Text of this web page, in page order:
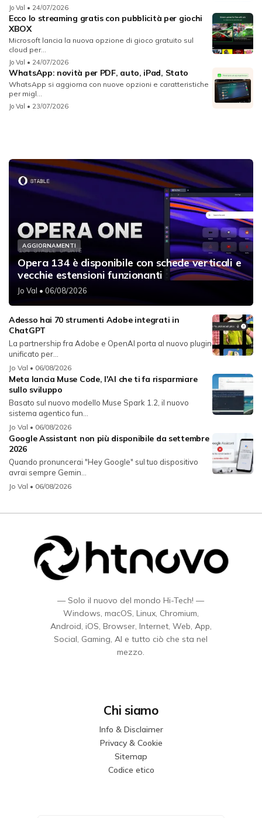
Jo Val • 24/07/2026
Ecco lo streaming gratis con pubblicità per giochi
XBOX
Microsoft lancia la nuova opzione di gioco gratuito sul
cloud per...
Jo Val • 24/07/2026
WhatsApp: novità per PDF, auto, iPad, Stato
WhatsApp si aggiorna con nuove opzioni e caratteristiche
per migl...
Jo Val • 23/07/2026
AGGIORNAMENTI
Opera 134 è disponibile con schede verticali e
vecchie estensioni funzionanti
Jo Val • 06/08/2026
Adesso hai 70 strumenti Adobe integrati in
ChatGPT
La partnership fra Adobe e OpenAI porta al nuovo plugin
unificato per...
Jo Val • 06/08/2026
Meta lancia Muse Code, l'AI che ti fa risparmiare
sullo sviluppo
Basato sul nuovo modello Muse Spark 1.2, il nuovo
sistema agentico fun...
Jo Val • 06/08/2026
Google Assistant non più disponibile da settembre
2026
Quando pronuncerai "Hey Google" sul tuo dispositivo
avrai sempre Gemin...
Jo Val • 06/08/2026
— Solo il nuovo del mondo Hi-Tech! —
Windows, macOS, Linux, Chromium,
Android, iOS, Browser, Internet, Web, App,
Social, Gaming, AI e tutto ciò che sta nel
mezzo.
Chi siamo
Info & Disclaimer
Privacy & Cookie
Sitemap
Codice etico